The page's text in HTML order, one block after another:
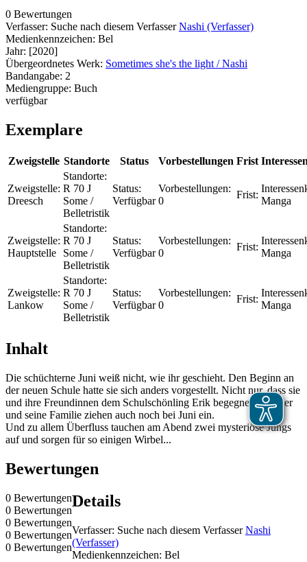
0 Bewertungen
Verfasser: Suche nach diesem Verfasser Nashi (Verfasser)
Medienkennzeichen: Bel
Jahr: [2020]
Übergeordnetes Werk: Sometimes she's the light / Nashi
Bandangabe: 2
Mediengruppe: Buch
verfügbar
Exemplare
Zweigstelle Standorte Status Vorbestellungen Frist
Zweigstelle:
Dreesch
Standorte:
R 70 J
Some /
Belletristik
Status:
Verfügbar
Vorbestellungen:
0
Frist:
Manga
Zweigstelle:
Hauptstelle
Standorte:
R 70 J
Some /
Belletristik
Status:
Verfügbar
Vorbestellungen:
0
Frist:
Manga
Zweigstelle:
Lankow
Standorte:
R 70 J
Some /
Belletristik
Status:
Verfügbar
Vorbestellungen:
0
Frist:
Manga
Inhalt
Die schüchterne Juni weiß nicht, wie ihr geschieht. Den Beginn an
der neuen Schule hatte sie sich anders vorgestellt. Nicht nur, dass sie
und ihre Freundinnen dem Schulschönling Erik begegnen, nein, er
und seine Familie ziehen auch noch bei Juni ein.
Und zu allem Überfluss tauchen am Abend zwei mysteriöse Jungs
auf und sorgen für so einigen Wirbel...
Bewertungen
0 Bewertungen
0 Bewertungen
0 Bewertungen
0 Bewertungen
0 Bewertungen
Details
Verfasser: Suche nach diesem Verfasser Nashi
(Verfasser)
Medienkennzeichen: Bel